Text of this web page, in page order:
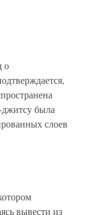
о
была
слоев
вывести из